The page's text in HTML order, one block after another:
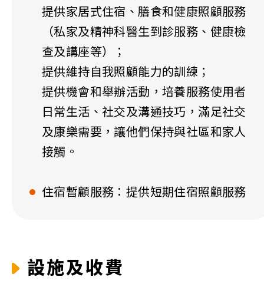
提供家居式住宿、膳食和健康照顧服務
（私家及精神科醫生到診服務、健康檢
查及講座等）；
提供維持自我照顧能力的訓練；
提供機會和舉辦活動，培養服務使用者
日常生活、社交及溝通技巧，滿足社交
及康樂需要，讓他們保持與社區和家人
接觸。
住宿暫顧服務：提供短期住宿照顧服務
設施及收費